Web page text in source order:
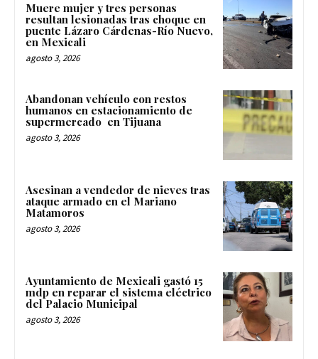
Muere mujer y tres personas
resultan lesionadas tras choque en
puente Lázaro Cárdenas-Río Nuevo,
en Mexicali
agosto 3, 2026
Abandonan vehículo con restos
humanos en estacionamiento de
supermercado en Tijuana
agosto 3, 2026
Asesinan a vendedor de nieves tras
ataque armado en el Mariano
Matamoros
agosto 3, 2026
Ayuntamiento de Mexicali gastó 15
mdp en reparar el sistema eléctrico
del Palacio Municipal
agosto 3, 2026